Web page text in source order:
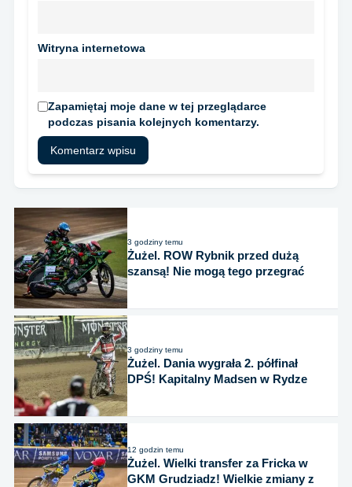
Witryna internetowa
Zapamiętaj moje dane w tej przeglądarce
podczas pisania kolejnych komentarzy.
3 godziny temu
Żużel. ROW Rybnik przed dużą
szansą! Nie mogą tego przegrać
3 godziny temu
Żużel. Dania wygrała 2. półfinał
DPŚ! Kapitalny Madsen w Rydze
12 godzin temu
Żużel. Wielki transfer za Fricka w
GKM Grudziadz! Wielkie zmiany z